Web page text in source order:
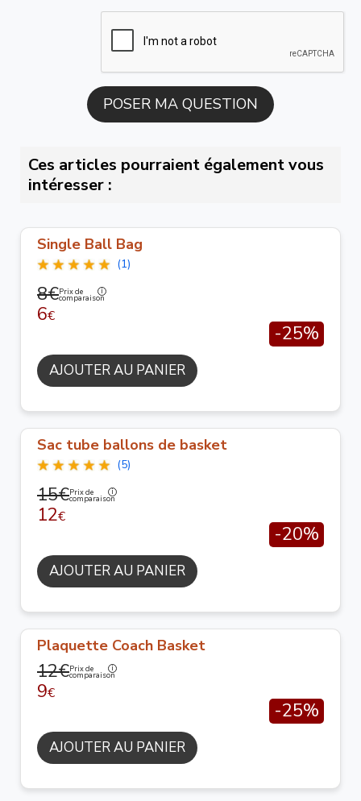
Ces articles pourraient également vous
intéresser :
Single Ball Bag
(1)
8€Prix de
comparaison
6€
-25%
AJOUTER AU PANIER
Sac tube ballons de basket
(5)
15€Prix de
comparaison
12€
-20%
AJOUTER AU PANIER
Plaquette Coach Basket
12€Prix de
comparaison
9€
-25%
AJOUTER AU PANIER